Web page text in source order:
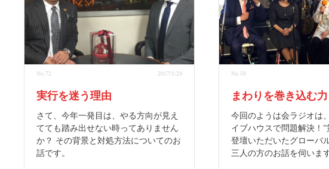
No.72 2017/1/24
実行を迷う理由
さて、今年一発目は、やる方向が見え
てても踏み出せない時ってありません
か？ その背景と対処方法についてのお
話です。
No.59
まわりを巻き込む力
今回のようは会ラジオは
イブハウスで問題解決！”
登壇いただいたグローバ
三人の方のお話を伺います